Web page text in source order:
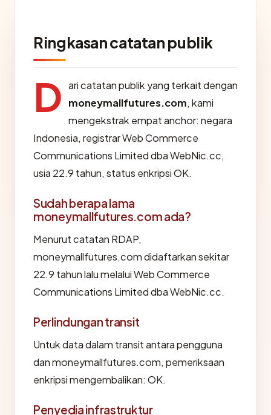
Ringkasan catatan publik
D ari catatan publik yang terkait dengan
moneymallfutures.com, kami
mengekstrak empat anchor: negara
Indonesia, registrar Web Commerce
Communications Limited dba WebNic.cc,
usia 22.9 tahun, status enkripsi OK.
Sudah berapa lama
moneymallfutures.com ada?
Menurut catatan RDAP,
moneymallfutures.com didaftarkan sekitar
22.9 tahun lalu melalui Web Commerce
Communications Limited dba WebNic.cc.
Perlindungan transit
Untuk data dalam transit antara pengguna
dan moneymallfutures.com, pemeriksaan
enkripsi mengembalikan: OK.
Penyedia infrastruktur